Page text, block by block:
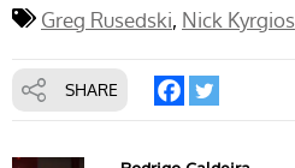
Greg Rusedski Nick Kyrgios
SHARE